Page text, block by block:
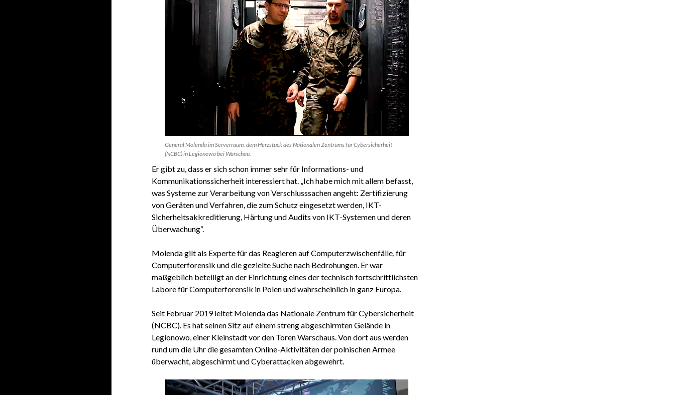
General Molenda im Serverraum, dem Herzstück des Nationalen Zentrums für Cybersicherheit
(NCBC) in Legionowo bei Warschau.
Er gibt zu, dass er sich schon immer sehr für Informations- und
Kommunikationssicherheit interessiert hat. „Ich habe mich mit allem befasst,
was Systeme zur Verarbeitung von Verschlusssachen angeht: Zertifizierung
von Geräten und Verfahren, die zum Schutz eingesetzt werden, IKT-
Sicherheitsakkreditierung, Härtung und Audits von IKT-Systemen und deren
Überwachung“.
Molenda gilt als Experte für das Reagieren auf Computerzwischenfälle, für
Computerforensik und die gezielte Suche nach Bedrohungen. Er war
maßgeblich beteiligt an der Einrichtung eines der technisch fortschrittlichsten
Labore für Computerforensik in Polen und wahrscheinlich in ganz Europa.
Seit Februar 2019 leitet Molenda das Nationale Zentrum für Cybersicherheit
(NCBC). Es hat seinen Sitz auf einem streng abgeschirmten Gelände in
Legionowo, einer Kleinstadt vor den Toren Warschaus. Von dort aus werden
rund um die Uhr die gesamten Online-Aktivitäten der polnischen Armee
überwacht, abgeschirmt und Cyberattacken abgewehrt.